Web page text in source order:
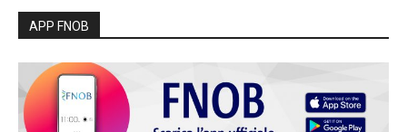
APP FNOB